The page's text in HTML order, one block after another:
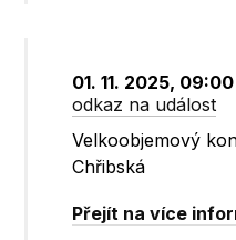
01. 11. 2025,
odkaz na událost
Velkoobjemový
Chřibská
Přejít na více